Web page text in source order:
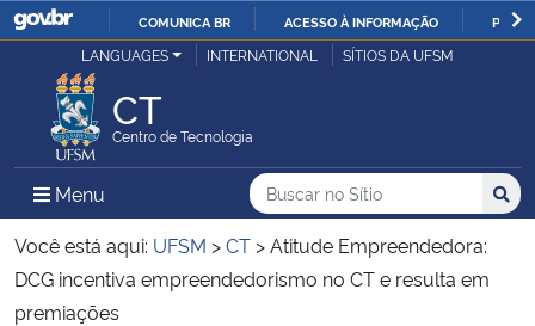
IR
COMUNICA BR ACESSO À INFORMAÇÃO
Ministério da Justiça e Segurança Pública
Ministério da Defesa
Ministério das Relações Exteriores
Ministério da Economia
LANGUAGES INTERNATIONAL SÍTIOS DA UFSM
CT
Centro de Tecnologia
Menu Menu Principal do Sítio
Busca
Buscar no no Sítio
Busca:
Você está aqui: UFSM >CT >Atitude Empreendedora:
DCG incentiva empreendedorismo no CT e resulta em
premiações